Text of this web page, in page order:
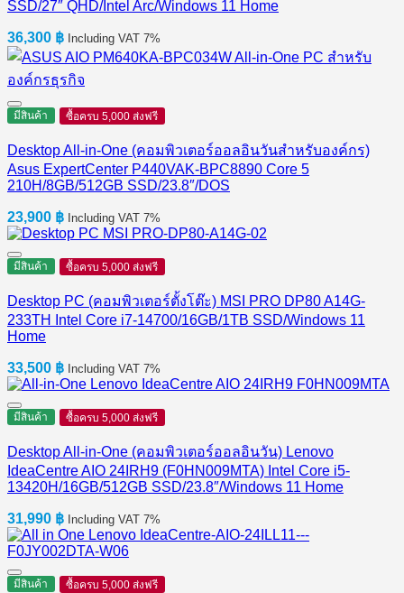
SSD/27″ QHD/Intel Arc/Windows 11 Home
36,300 ฿ Including VAT 7%
มีสินค้า ซื้อครบ 5,000 ส่งฟรี
Desktop All-in-One (คอมพิวเตอร์ออลอินวันสำหรับองค์กร)
Asus ExpertCenter P440VAK-BPC8890 Core 5
210H/8GB/512GB SSD/23.8″/DOS
23,900 ฿ Including VAT 7%
มีสินค้า ซื้อครบ 5,000 ส่งฟรี
Desktop PC (คอมพิวเตอร์ตั้งโต๊ะ) MSI PRO DP80 A14G-
233TH Intel Core i7-14700/16GB/1TB SSD/Windows 11
Home
33,500 ฿ Including VAT 7%
มีสินค้า ซื้อครบ 5,000 ส่งฟรี
Desktop All-in-One (คอมพิวเตอร์ออลอินวัน) Lenovo
IdeaCentre AIO 24IRH9 (F0HN009MTA) Intel Core i5-
13420H/16GB/512GB SSD/23.8″/Windows 11 Home
31,990 ฿ Including VAT 7%
มีสินค้า ซื้อครบ 5,000 ส่งฟรี